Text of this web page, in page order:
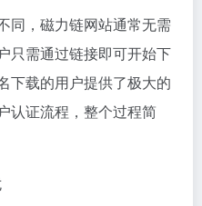
同，磁力链网站通常无需
只需通过链接即可开始下
下载的用户提供了极大的
认证流程，整个过程简